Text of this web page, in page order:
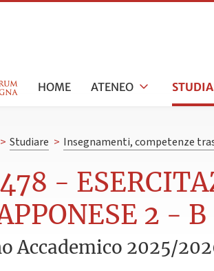
HOME ATENEO
> Studiare > Insegnamenti, competenze
-
2 - B
Accademico 2025/